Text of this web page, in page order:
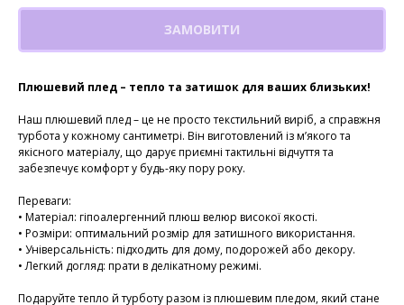
ЗАМОВИТИ
Плюшевий плед – тепло та затишок для ваших близьких!
Наш плюшевий плед – це не просто текстильний виріб, а справжня
турбота у кожному сантиметрі. Він виготовлений із м’якого та
якісного матеріалу, що дарує приємні тактильні відчуття та
забезпечує комфорт у будь-яку пору року.
Переваги:
• Матеріал: гіпоалергенний плюш велюр високої якості.
• Розміри: оптимальний розмір для затишного використання.
• Універсальність: підходить для дому, подорожей або декору.
• Легкий догляд: прати в делікатному режимі.
Подаруйте тепло й турботу разом із плюшевим пледом, який стане